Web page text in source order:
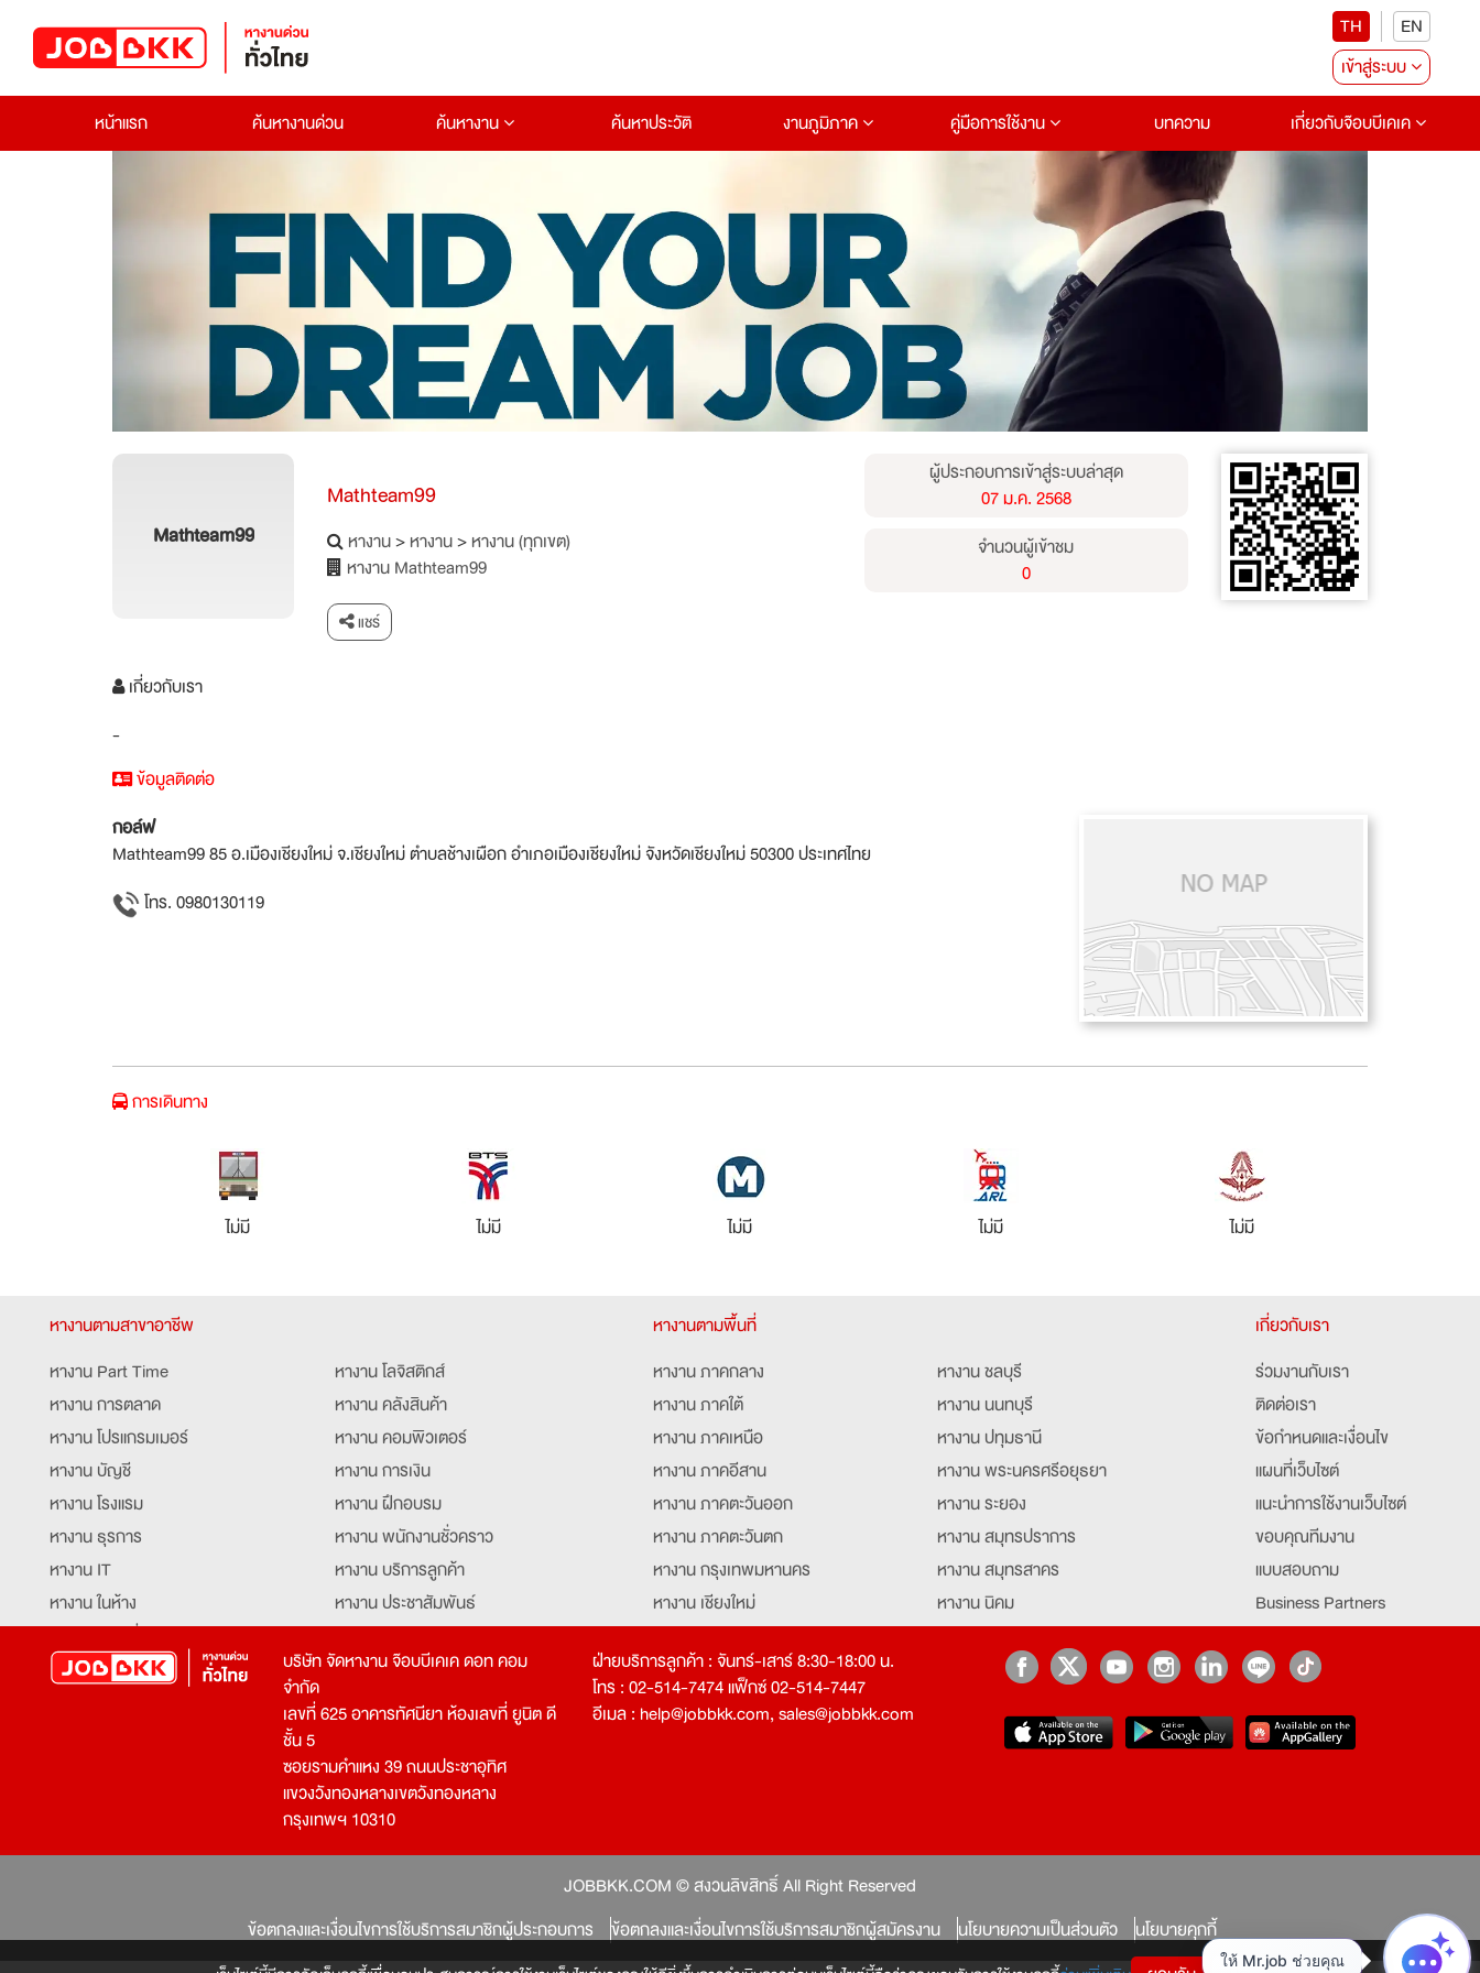
TH
EN
เข้าสู่ระบบ
หน้าแรก
ค้นหางานด่วน ค้นหางาน ค้นหาประวัติ งานภูมิภาค คู่มือการใช้งาน บทความ เกี่ยวกับจ๊อบบีเคเค
Mathteam99
Mathteam99
หางาน>หางาน>หางาน (ทุกเขต)
หางาน Mathteam99
แชร์
ผู้ประกอบการเข้าสู่ระบบล่าสุด
07 ม.ค. 2568
จำนวนผู้เข้าชม
0
เกี่ยวกับเรา
-
ข้อมูลติดต่อ
กอล์ฟ
Mathteam99 85 อ.เมืองเชียงใหม่ จ.เชียงใหม่ ตำบลช้างเผือก อำเภอเมืองเชียงใหม่ จังหวัดเชียงใหม่ 50300 ประเทศไทย
โทร. 0980130119
การเดินทาง
ไม่มี ไม่มี ไม่มี ไม่มี ไม่มี
หางานตามสาขาอาชีพ
หางาน Part Time
หางาน การตลาด
หางาน โปรแกรมเมอร์
หางาน บัญชี
หางาน โรงแรม
หางาน ธุรการ
หางาน IT
หางาน ในห้าง
หางาน ท่องเที่ยว
หางาน จัดซื้อ
หางาน เจ้าหน้าที่รักษาความปลอดภัย
โปรแกรมเมอร์
หางาน โลจิสติกส์
หางาน คลังสินค้า
หางาน คอมพิวเตอร์
หางาน การเงิน
หางาน ฝึกอบรม
หางาน พนักงานชั่วคราว
หางาน บริการลูกค้า
หางาน ประชาสัมพันธ์
หางาน รับโทรศัพท์
หางาน ประสานงาน
หางาน จองตั๋ว
หางาน กุ๊ก
หางาน นักศึกษาฝึกงาน
หางาน Mobile Application
Developer
บริการสรรหาพนักงาน
บริษัทจัดหางาน
หางานตามพื้นที่
หางาน ภาคกลาง
หางาน ภาคใต้
หางาน ภาคเหนือ
หางาน ภาคอีสาน
หางาน ภาคตะวันออก
หางาน ภาคตะวันตก
หางาน กรุงเทพมหานคร
หางาน เชียงใหม่
หางาน ฉะเชิงเทรา
หางาน ชลบุรี
หางาน นนทบุรี
หางาน ปทุมธานี
หางาน พระนครศรีอยุธยา
หางาน ระยอง
หางาน สมุทรปราการ
หางาน สมุทรสาคร
หางาน นิคม
หางานอยุธยา
เกี่ยวกับเรา
ร่วมงานกับเรา
ติดต่อเรา
ข้อกำหนดและเงื่อนไข
แผนที่เว็บไซต์
แนะนำการใช้งานเว็บไซต์
ขอบคุณทีมงาน
แบบสอบถาม
Business Partners
Partner มหาวิทยาลัย
Job Index
job
บริษัท จัดหางาน จ๊อบบีเคเค ดอท คอม
จำกัด
เลขที่ 625 อาคารทัศนียา ห้องเลขที่ ยูนิต ดี
ชั้น 5
ซอยรามคำแหง 39 ถนนประชาอุทิศ
แขวงวังทองหลางเขตวังทองหลาง
กรุงเทพฯ 10310
ฝ่ายบริการลูกค้า : จันทร์-เสาร์ 8:30-18:00 น.
โทร : 02-514-7474 แฟ็กซ์ 02-514-7447
อีเมล : help@jobbkk.com,sales@jobbkk.com
JOBBKK.COM © สงวนลิขสิทธิ์ All Right Reserved
ข้อตกลงและเงื่อนไขการใช้บริการสมาชิกผู้ประกอบการ
ข้อตกลงและเงื่อนไขการใช้บริการสมาชิกผู้สมัครงาน นโยบายความเป็นส่วนตัว
นโยบายคุกกี้